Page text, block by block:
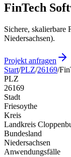
FinTech
Sichere, skalierbare
Niedersachsen).
Projekt anfragen
Start/PLZ/26169/
PLZ
26169
Stadt
Friesoythe
Kreis
Landkreis
Bundesland
Niedersachsen
Anwendungsfälle